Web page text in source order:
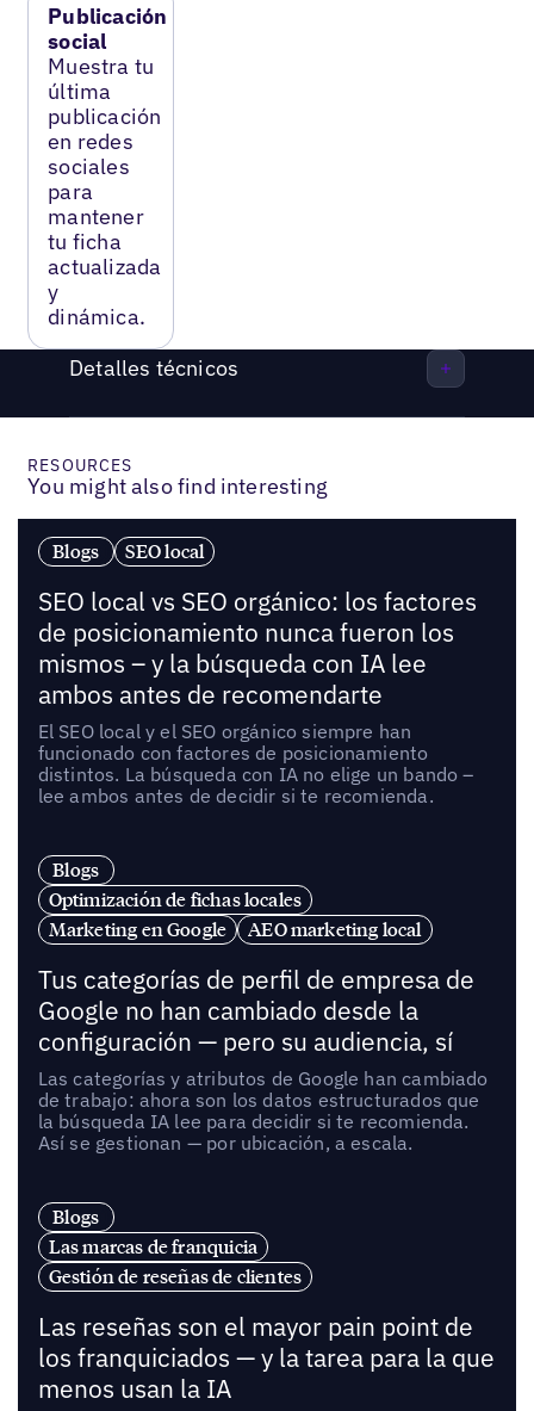
Publicación
social
Muestra tu
última
publicación
en redes
sociales
para
mantener
tu ficha
actualizada
y
dinámica.
Detalles técnicos
RESOURCES
You might also find interesting
Blogs SEO local
SEO local vs SEO orgánico: los factores
de posicionamiento nunca fueron los
mismos – y la búsqueda con IA lee
ambos antes de recomendarte
El SEO local y el SEO orgánico siempre han
funcionado con factores de posicionamiento
distintos. La búsqueda con IA no elige un bando –
lee ambos antes de decidir si te recomienda.
Blogs
Optimización de fichas locales
Marketing en Google
AEO marketing local
Tus categorías de perfil de empresa de
Google no han cambiado desde la
configuración — pero su audiencia, sí
Las categorías y atributos de Google han cambiado
de trabajo: ahora son los datos estructurados que
la búsqueda IA lee para decidir si te recomienda.
Así se gestionan — por ubicación, a escala.
Blogs
Las marcas de franquicia
Gestión de reseñas de clientes
Las reseñas son el mayor pain point de
los franquiciados — y la tarea para la que
menos usan la IA